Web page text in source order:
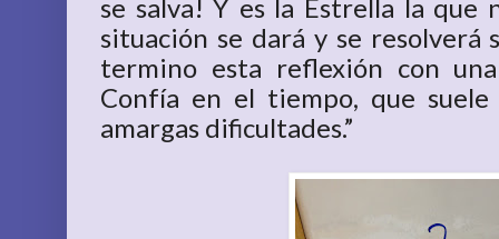
se salva! Y es la Estrella la que
situación se dará y se resolverá
termino esta reflexión con
Confía en el tiempo, que suele
amargas dificultades.”